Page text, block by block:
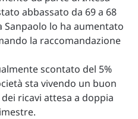
abbassato da 69 a 68
Sanpaolo lo ha aumentato
la raccomandazione
scontato del 5%
sta vivendo un buon
ricavi attesa a doppia